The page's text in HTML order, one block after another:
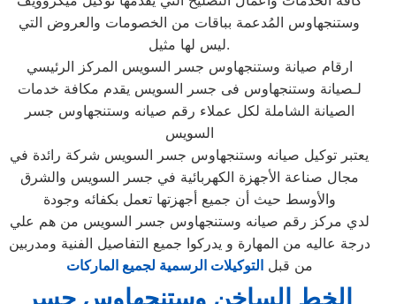
وستنجهاوس المُدعمة بباقات من الخصومات والعروض التي
ليس لها مثيل.
ارقام صيانة وستنجهاوس جسر السويس المركز الرئيسي
لـصيانة وستنجهاوس فى جسر السويس يقدم مكافة خدمات
الصيانة الشاملة لكل عملاء رقم صيانه وستنجهاوس جسر
السويس
يعتبر توكيل صيانه وستنجهاوس جسر السويس شركة رائدة في
مجال صناعة الأجهزة الكهربائية في جسر السويس والشرق
والأوسط حيث أن جميع أجهزتها تعمل بكفائه وجودة
لدي مركز رقم صيانه وستنجهاوس جسر السويس من هم علي
درجة عاليه من المهارة و يدركوا جميع التفاصيل الفنية ومدربين
من قبلالتوكيلات الرسمية لجميع الماركات
الخط الساخن وستنجهاوس جسر